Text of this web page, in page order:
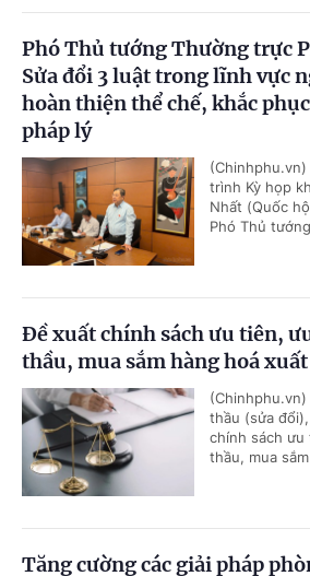
Phó Thủ tướng Thường trực
Sửa đổi 3 luật trong lĩnh vực
hoàn thiện thể chế, khắc
pháp lý
trình Kỳ họp
Nhất (Quốc
Phó Thủ
Đề xuất chính sách ưu tiên,
thầu, mua sắm hàng hoá
thầu (sửa
chính sách
thầu, mua
Tăng cường các giải pháp